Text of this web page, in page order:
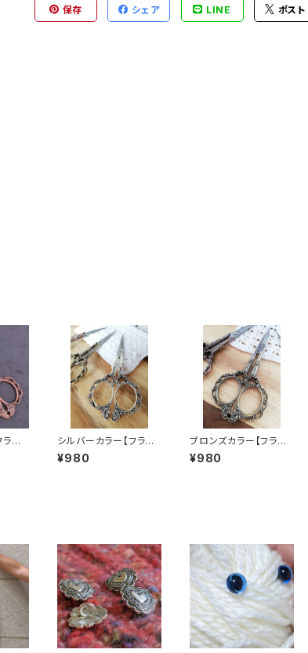
保存 シェア LINE ポスト
ラワ
シルバーカラー【フラワ
ーデザインアンティーク
風シザー】手芸用はさ
¥980
ブロンズカラー【フラワ
ーデザインアンティーク
風シザー】手芸用はさ
¥980